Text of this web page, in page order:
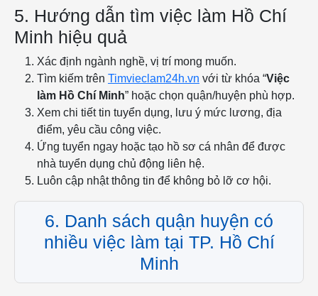
5. Hướng dẫn tìm việc làm Hồ Chí
Minh hiệu quả
Xác định ngành nghề, vị trí mong muốn.
Tìm kiếm trên Timvieclam24h.vn với từ khóa “Việc
làm Hồ Chí Minh” hoặc chọn quận/huyện phù hợp.
Xem chi tiết tin tuyển dụng, lưu ý mức lương, địa
điểm, yêu cầu công việc.
Ứng tuyển ngay hoặc tạo hồ sơ cá nhân để được
nhà tuyển dụng chủ động liên hệ.
Luôn cập nhật thông tin để không bỏ lỡ cơ hội.
6. Danh sách quận huyện có
nhiều việc làm tại TP. Hồ Chí
Minh